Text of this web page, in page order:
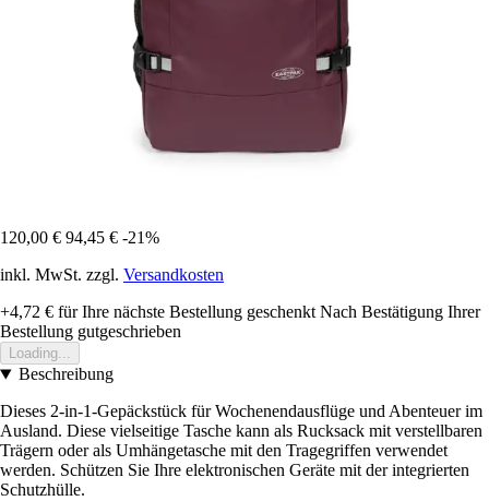
120,00 € 94,45 € -21%
inkl. MwSt. zzgl. Versandkosten
+4,72 € für Ihre nächste Bestellung geschenkt Nach Bestätigung Ihrer
Bestellung gutgeschrieben
Loading...
Beschreibung
Dieses 2-in-1-Gepäckstück für Wochenendausflüge und Abenteuer im
Ausland. Diese vielseitige Tasche kann als Rucksack mit verstellbaren
Trägern oder als Umhängetasche mit den Tragegriffen verwendet
werden. Schützen Sie Ihre elektronischen Geräte mit der integrierten
Schutzhülle.